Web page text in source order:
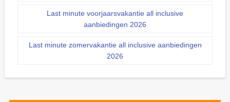
Last minute voorjaarsvakantie all inclusive
aanbiedingen 2026
Last minute zomervakantie all inclusive aanbiedingen
2026